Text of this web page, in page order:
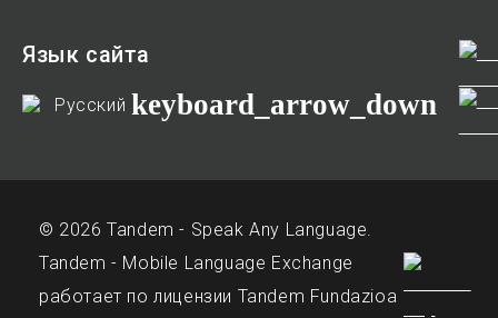
Язык сайта
Русский keyboard_arrow_down
© 2026 Tandem - Speak Any Language.
Tandem - Mobile Language Exchange
работает по лицензии Tandem Fundazioa